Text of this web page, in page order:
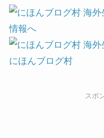
にほんブログ村
スポ